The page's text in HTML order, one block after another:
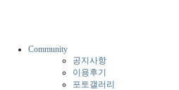
Community
공지사항
이용후기
포토갤러리